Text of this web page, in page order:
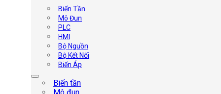
Biến Tần
Mô Đun
PLC
HMI
Bộ Nguồn
Bộ Kết Nối
Biến Áp
Biến tần